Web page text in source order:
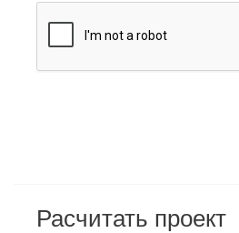
Расчитать проект